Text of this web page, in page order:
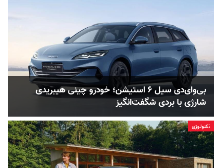
بی‌وای‌دی سیل ۶ استیشن؛ خودرو چینی هیبریدی
شارژی با بردی شگفت‌انگیز
تکنولوژی